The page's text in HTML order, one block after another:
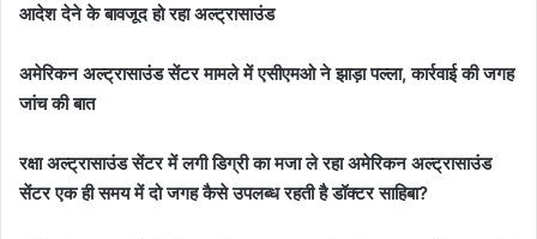
आदेश देने के बावजूद हो रहा अल्ट्रासाउंड
अमेरिकन अल्ट्रासाउंड सेंटर मामले में एसीएमओ ने झाड़ा पल्ला, कार्रवाई की जगह
जांच की बात
रक्षा अल्ट्रासाउंड सेंटर में लगी डिग्री का मजा ले रहा अमेरिकन अल्ट्रासाउंड
सेंटर एक ही समय में दो जगह कैसे उपलब्ध रहती है डॉक्टर साहिबा?